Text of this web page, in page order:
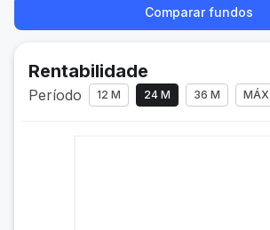
Comparar fundos
Rentabilidade
Período 12 M 24 M 36 M MÁX